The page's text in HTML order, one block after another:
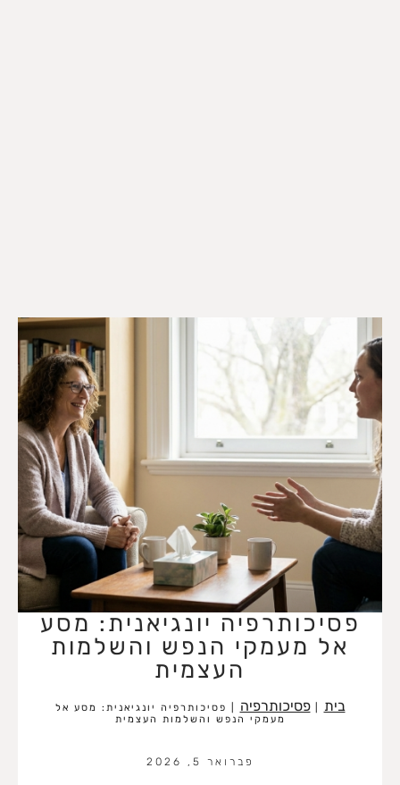
פסיכותרפיה יונגיאנית: מסע
אל מעמקי הנפש והשלמות
העצמית
בית |פסיכותרפיה
פסיכותרפיה יונגיאנית: מסע אל
מעמקי הנפש והשלמות העצמית
פברואר 5, 2026